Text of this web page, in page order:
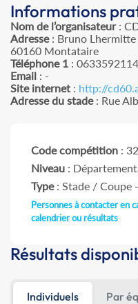
Informations
Nom de l’organisateur:
Adresse: Bruno Lhermitte
60160 Montataire
Téléphone 1 : 0633592114
Email : -
Site internet : http://
Adresse du stade: Rue
Code compétition :
Niveau :
Type: Stade / Coupe
Personnes à contacter en
calendrier ou résultats
Résultats
Individuels Par